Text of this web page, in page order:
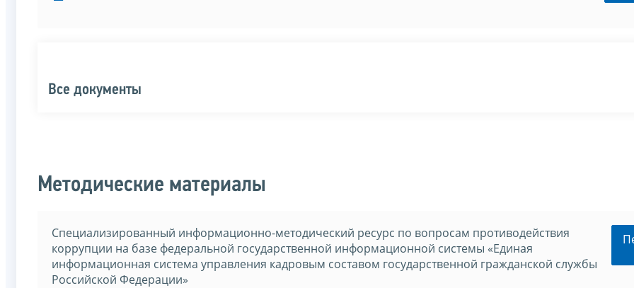
Все документы
Методические материалы
Специализированный информационно-методический ресурс по вопросам противодействия
коррупции на базе федеральной государственной информационной системы «Единая
информационная система управления кадровым составом государственной гражданской службы
Российской Федерации»